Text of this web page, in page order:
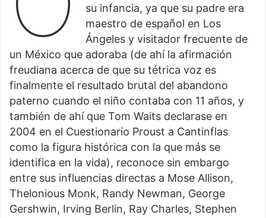
su infancia, ya que su padre era
maestro de español en Los
Ángeles y visitador frecuente de
un México que adoraba (de ahí la afirmación
freudiana acerca de que su tétrica voz es
finalmente el resultado brutal del abandono
paterno cuando el niño contaba con 11 años, y
también de ahí que Tom Waits declarase en
2004 en el Cuestionario Proust a Cantinflas
como la figura histórica con la que más se
identifica en la vida), reconoce sin embargo
entre sus influencias directas a Mose Allison,
Thelonious Monk, Randy Newman, George
Gershwin, Irving Berlin, Ray Charles, Stephen